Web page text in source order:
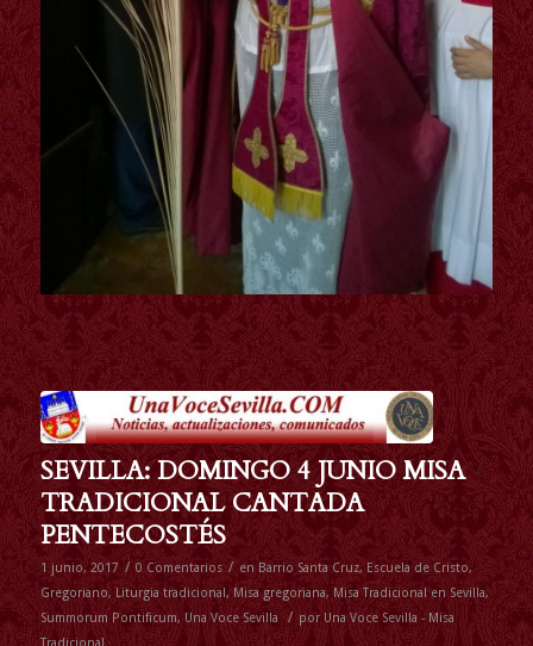
SEVILLA: DOMINGO 4 JUNIO MISA
TRADICIONAL CANTADA
PENTECOSTÉS
1 junio, 2017 / 0 Comentarios / en Barrio Santa Cruz, Escuela de Cristo,
Gregoriano, Liturgia tradicional, Misa gregoriana, Misa Tradicional en Sevilla,
Summorum Pontificum, Una Voce Sevilla / por Una Voce Sevilla - Misa
Tradicional